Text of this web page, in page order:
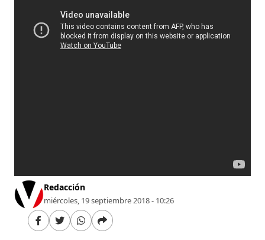
Redacción
miércoles, 19 septiembre 2018 - 10:26